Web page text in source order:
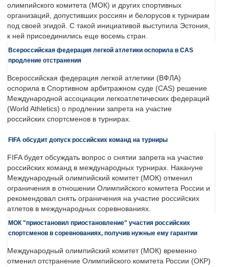
олимпийского комитета (МОК) и других спортивных
организаций, допустивших россиян и белорусов к турнирам
под своей эгидой. С такой инициативой выступила Эстония,
к ней присоединились еще восемь стран.
Всероссийская федерация легкой атлетики оспорила в CAS
продление отстранения
Всероссийская федерация легкой атлетики (ВФЛА)
оспорила в Спортивном арбитражном суде (CAS) решение
Международной ассоциации легкоатлетических федераций
(World Athletics) о продлении запрета на участие
российских спортсменов в турнирах.
FIFA обсудит допуск российских команд на турниры
FIFA будет обсуждать вопрос о снятии запрета на участие
российских команд в международных турнирах. Накануне
Международный олимпийский комитет (МОК) отменил
ограничения в отношении Олимпийского комитета России и
рекомендовал снять ограничения на участие российских
атлетов в международных соревнованиях.
МОК "приостановил приостановление" участия российских
спортсменов в соревнованиях, получив нужные ему гарантии
Международный олимпийский комитет (МОК) временно
отменил отстранение Олимпийского комитета России (ОКР)